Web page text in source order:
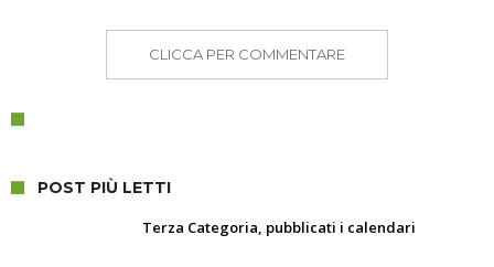
CLICCA PER COMMENTARE
POST PIÙ LETTI
Terza Categoria, pubblicati i calendari